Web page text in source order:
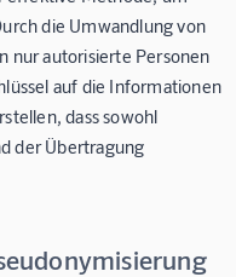
die Umwandlung von
nur autorisierte Personen
auf die Informationen
dass sowohl
der Übertragung